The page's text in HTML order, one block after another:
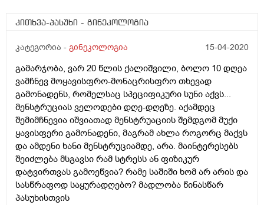
კითხვა-პასუხი - გინეკოლოგია
კატეგორია - გინეკოლოგია 15-04-2020
გამარჯობა, ვარ 20 წლის ქალიშვილი, ბოლო 10 დღეა
ვამჩნევ მოყავისფრო-მონაცრისფრო თხევად
გამონადენს, რომელსაც სპეციფიკური სუნი აქვს...
მენსტრუციას ველოდები დღე-დღეზე. აქამდეც
შემიმჩნევია იშვიათად მენსტრუაციის შემდგომ მუქი
ყავისფერი გამონადენი, მაგრამ ახლა როგორც მაქვს
და ამდენი ხანი მენსტრუციამდე, არა. მაინტერესებს
შეიძლება მსგავსი რამ სტრესს ან ფიზიკურ
დატვირთვას გამოეწვია? რამე საშიში ხომ არ არის და
სასწრაფოდ საყურადღებო? მადლობა წინასწარ
პასუხისთვის